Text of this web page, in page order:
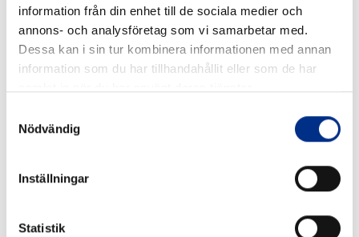
information från din enhet till de sociala medier och
annons- och analysföretag som vi samarbetar med.
Dessa kan i sin tur kombinera informationen med annan
information som du har tillhandahållit eller som de har
Nödvändig
Inställningar
Statistik
Vid båtbottentvätt, särskilt på spolplatta, är det
viktigt att spolvattnet renas innan det släpps ut.
Havs- och vattenmyndigheten skiljer mellan två
nivåer av rening – steg 1 ochsteg 2– beroende på
Steg 1-rening – Grundläggande rening
Steg 1 innebär att spolvattnet passerar genom en
föroreningarna fångas upp. Det sker oftast med hjälp
Slamavskiljare